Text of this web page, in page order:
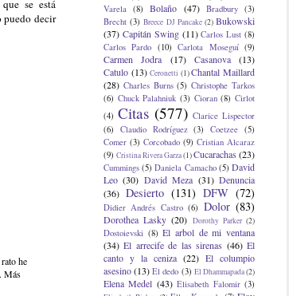
se está
puedo decir
he
Más
Varela
(8) Bolaño (47) Bradbury (3)
Brecht (3) Breece DJ Pancake (2) Bukowski
(37) Capitán Swing (11) Carlos Lust (8)
Carlos Pardo (10) Carlota Moseguí (9)
Carmen Jodra (17) Casanova
(13)
Catulo (13) Ceronetti (1) Chantal Maillard
(28) Charles Burns (5) Christophe Tarkos
(6) Chuck Palahniuk (3) Cioran (8) Cirlot
(4) Citas (577) Clarice Lispector
(6)
Claudio Rodríguez (3) Coetzee (5)
Comer (3) Corcobado (9) Cristian Alcaraz
(9) Cristina Rivera Garza(1)Cucarachas (23)
Cummings (5) Daniela Camacho (5) David
Leo (30) David Meza (31) Denuncia
(36) Desierto (131) DFW (72)
Didier Andrés Castro (6) Dolor (83)
Dorothea Lasky (20) Dorothy Parker (2)
Dostoievski (8) El arbol de mi ventana
(34) El arrecife de las sirenas (46) El
canto y la ceniza (22) El columpio
asesino(13) El dedo (3) El Dhammapada(2)
Elena Medel (43) Elisabeth Falomir (3)